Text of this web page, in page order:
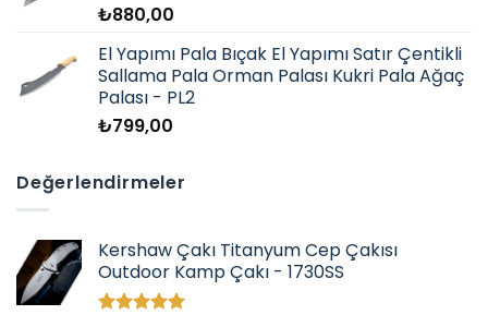
₺880,00
El Yapımı Pala Bıçak El Yapımı Satır Çentikli
Sallama Pala Orman Palası Kukri Pala Ağaç
Palası - PL2
₺799,00
Değerlendirmeler
Kershaw Çakı Titanyum Cep Çakısı
Outdoor Kamp Çakı - 1730SS